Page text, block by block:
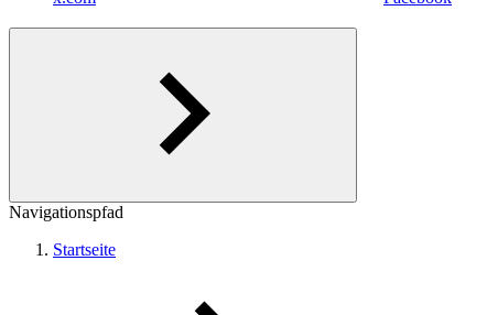
Navigationspfad
Startseite